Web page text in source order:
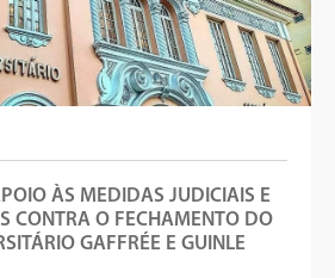
ÀS MEDIDAS JUDICIAIS E
CONTRA O FECHAMENTO DO
GAFFRÉE E GUINLE